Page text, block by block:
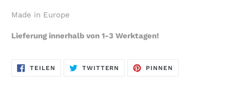
Made in Europe
Lieferung innerhalb von 1-3 Werktagen!
TEILEN
FACEBOOK
TWITTERN
TWITTER
PINNEN